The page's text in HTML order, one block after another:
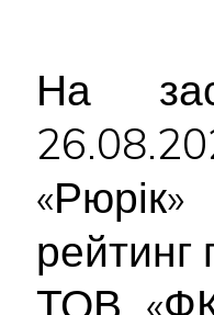
На
рейтинг